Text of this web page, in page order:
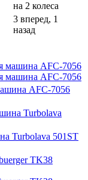
на 2 колеса
3 вперед, 1
назад
AFC-7056
Turbolava 501ST